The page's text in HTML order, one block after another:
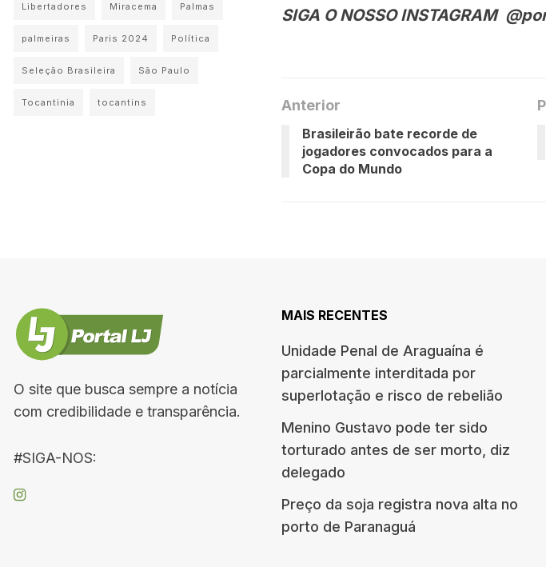
SIGA O NOSSO INSTAGRAM
Anterior
Brasileirão bate recorde de
jogadores convocados para a
Copa do Mundo
Libertadores Miracema Palmas
palmeiras Paris 2024 Política
Seleção Brasileira São Paulo
Tocantinia tocantins
O site que busca sempre a notícia
com credibilidade e transparência.
#SIGA-NOS:
MAIS RECENTES
Unidade Penal de Araguaína é
parcialmente interditada por
superlotação e risco de rebelião
Menino Gustavo pode ter sido
torturado antes de ser morto, diz
delegado
Preço da soja registra nova alta no
porto de Paranaguá